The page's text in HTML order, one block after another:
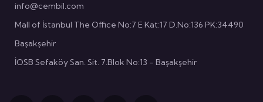
info@cembil.com
Mall of İstanbul The Office No:7 E Kat:17 D.No:136 PK:34490
Başakşehir
İOSB Sefaköy San. Sit. 7.Blok No:13 - Başakşehir